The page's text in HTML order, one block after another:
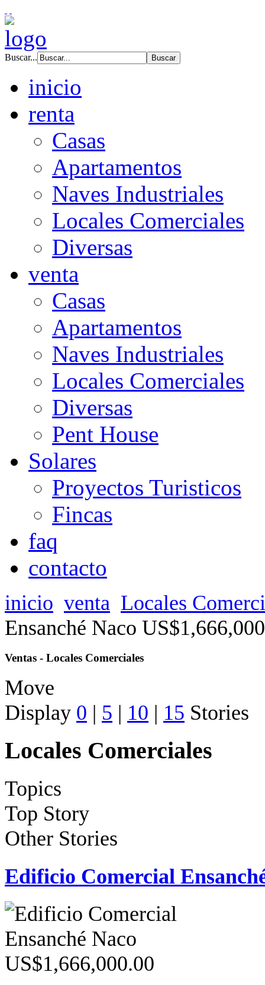
Buscar...
inicio
renta
Casas
Apartamentos
Naves Industriales
Locales Comerciales
Diversas
venta
Casas
Apartamentos
Naves Industriales
Locales Comerciales
Diversas
Pent House
Solares
Proyectos Turisticos
Fincas
faq
contacto
inicio venta Locales
Ensanché Naco
Ventas - Locales Comerciales
Move
Display 0 | 5 | 10 | 15 Stories
Locales Comerciales
Topics
Top Story
Other Stories
Edificio Comercial